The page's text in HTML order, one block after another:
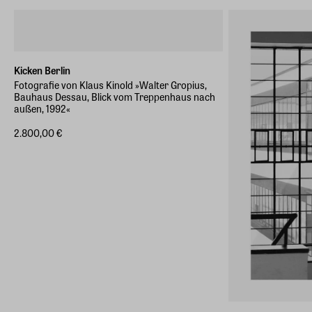
Kicken Berlin
Fotografie von Klaus Kinold »Walter Gropius,
Bauhaus Dessau, Blick vom Treppenhaus nach
außen, 1992«
2.800,00 €